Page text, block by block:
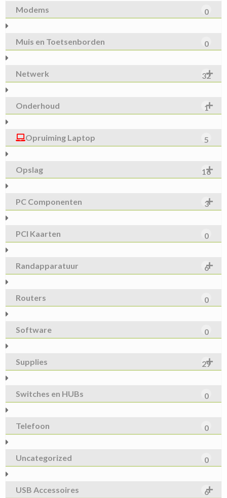
Modems 0
Muis en Toetsenborden 0
Netwerk 32
Onderhoud 1
Opruiming Laptop 5
Opslag 16
PC Componenten 3
PCI Kaarten 0
Randapparatuur 6
Routers 0
Software 0
Supplies 29
Switches en HUBs 0
Telefoon 0
Uncategorized 0
USB Accessoires 6